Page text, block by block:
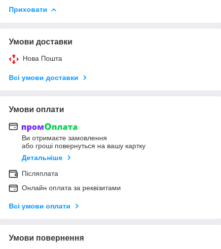
Приховати
Умови доставки
Нова Пошта
Всі умови доставки
Умови оплати
Ви отримаєте замовлення
або гроші повернуться на вашу картку
Детальніше
Післяплата
Онлайн оплата за реквізитами
Всі умови оплати
Умови повернення